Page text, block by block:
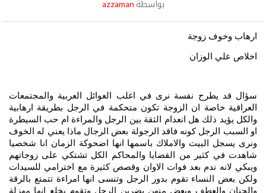
بواسطة azzaman
ارهاب وخوف زوجة
اخلاص علي الوزان
سؤال قد يطرح نفسة نرى في اغلب العوائل العربية والمجتمعات
العراقية خاصة ان الزوجة تكون متحكمة في الرجل بطريقة ارهابية
والكل يؤيد ذلك هل انعدام الثقة بين الرجل والمراءة ام حب السيطرة
او السبب الرجل كونه فاقد الرجولة بعض الرجال ماذا يعني له الخوف
ونرى يسجل البيت والاملاك باسمها انها اضحوكة الزمان انا شخصيا
شاهدت في كثير من القضايا والمحاكم الكل تشتكي على زوجاتهم
ويبكي لانه ندم بعد فوات الاوان وقصص كثيرة مع اخترامي للسيدات
ولكن بعض النساء تقوم بدور الرجل وتنسى انها امراءة تتمتع بالرقة
والحنان والعطف وبعض منهن يضربن الرجل وتقوم بخلع انها مهزلة